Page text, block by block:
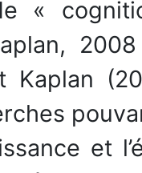
«
Kaplan
et